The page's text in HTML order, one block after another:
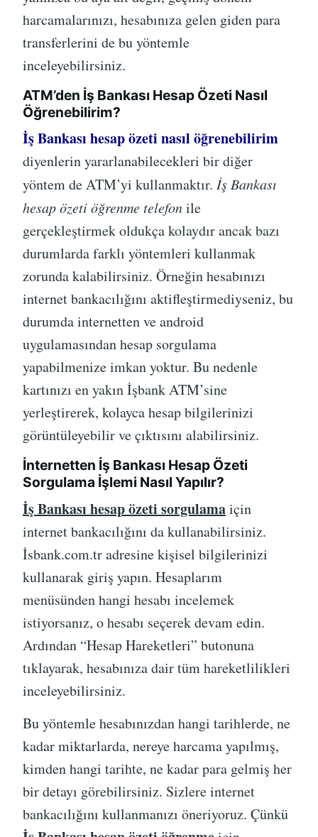
harcamalarınızı, hesabınıza gelen giden para
transferlerini de bu yöntemle
inceleyebilirsiniz.
ATM’den İş Bankası Hesap Özeti Nasıl
Öğrenebilirim?
İş Bankası hesap özeti nasıl öğrenebilirim
diyenlerin yararlanabilecekleri bir diğer
yöntem de ATM’yi kullanmaktır. İş Bankası
hesap özeti öğrenme telefonile
gerçekleştirmek oldukça kolaydır ancak bazı
durumlarda farklı yöntemleri kullanmak
zorunda kalabilirsiniz. Örneğin hesabınızı
internet bankacılığını aktifleştirmediyseniz, bu
durumda internetten ve android
uygulamasından hesap sorgulama
yapabilmenize imkan yoktur. Bu nedenle
kartınızı en yakın İşbank ATM’sine
yerleştirerek, kolayca hesap bilgilerinizi
görüntüleyebilir ve çıktısını alabilirsiniz.
İnternetten İş Bankası Hesap Özeti
Sorgulama İşlemi Nasıl Yapılır?
İş Bankası hesap özeti sorgulamaiçin
internet bankacılığını da kullanabilirsiniz.
İsbank.com.tr adresine kişisel bilgilerinizi
kullanarak giriş yapın. Hesaplarım
menüsünden hangi hesabı incelemek
istiyorsanız, o hesabı seçerek devam edin.
Ardından “Hesap Hareketleri” butonuna
tıklayarak, hesabınıza dair tüm hareketlilikleri
inceleyebilirsiniz.
Bu yöntemle hesabınızdan hangi tarihlerde, ne
kadar miktarlarda, nereye harcama yapılmış,
kimden hangi tarihte, ne kadar para gelmiş her
bir detayı görebilirsiniz. Sizlere internet
bankacılığını kullanmanızı öneriyoruz. Çünkü